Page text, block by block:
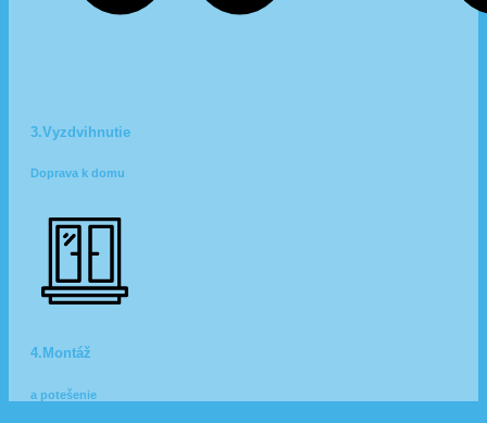
3.Vyzdvihnutie
Doprava k domu
4.Montáž
a potešenie